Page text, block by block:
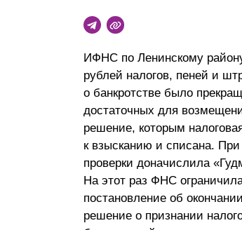
Карьера
История компании
Почему «Пепеляев Групп»?
Обращение Управляющего
Партнера
Социальная
ответственность
ИФНС по Ленинскому
рублей налогов, пеней и
о банкротстве было
достаточных для
решение, которым
к взысканию и списана. При
проверки доначислила
На этот раз ФНС
постановление об
решение о признании